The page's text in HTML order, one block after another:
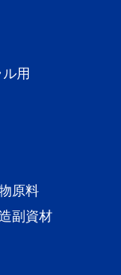
用
原料
副資材